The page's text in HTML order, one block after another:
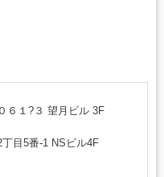
６１?３ 望月ビル 3F
目5番-1 NSビル4F